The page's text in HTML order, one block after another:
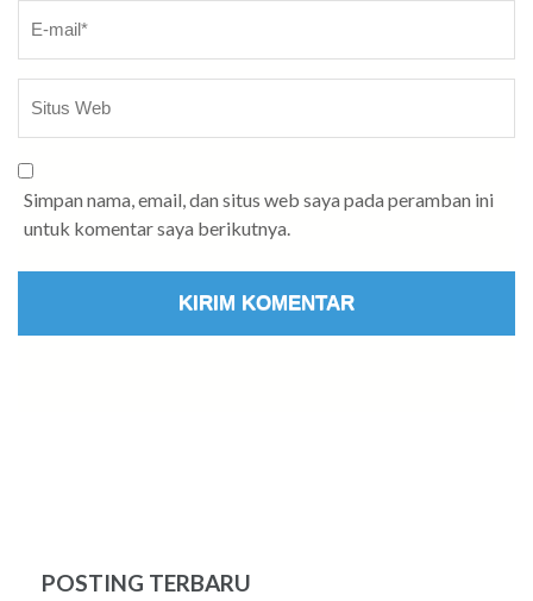
Simpan nama, email, dan situs web saya pada peramban ini
untuk komentar saya berikutnya.
POSTING TERBARU